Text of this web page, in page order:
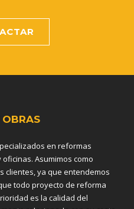
OBRAS
en reformas
Asumimos como
clientes, ya que entendemos
todo proyecto de reforma
es la calidad del